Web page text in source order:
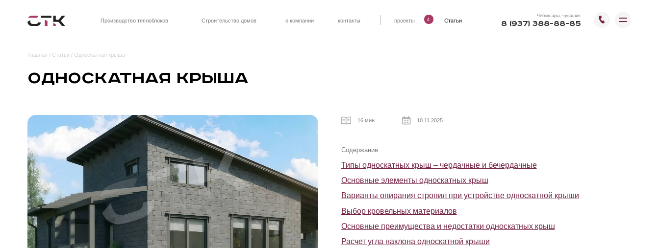
8 (937) 388-88-85
Строительство домов
Производство теплоблоков
Односкатная крыша
Содержание
Типы односкатных крыш – чердачные и бечердачные
Основные элементы односкатных крыш
Выбор кровельных материалов
Основные преимущества и недостатки односкатных крыш
Расчет угла наклона односкатной крыши
Этапы монтажа односкатной крыши